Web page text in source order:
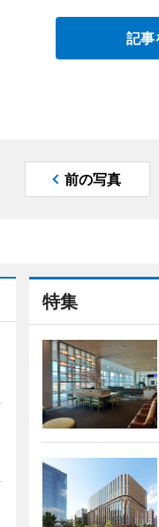
記事
前の写真
特集